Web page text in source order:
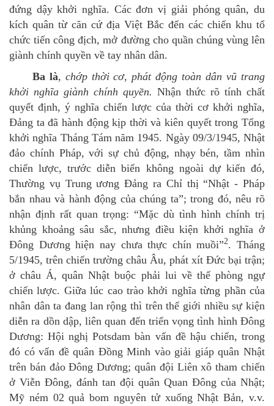
đứng dậy khởi nghĩa. Các đơn vị giải phóng quân, du
kích quân từ căn cứ địa Việt Bắc đến các chiến khu tổ
chức tiến công địch, mở đường cho quần chúng vùng lên
giành chính quyền về tay nhân dân.
Ba là, chớp thời cơ, phát động toàn dân vũ trang
khởi nghĩa giành chính quyền. Nhận thức rõ tính chất
quyết định, ý nghĩa chiến lược của thời cơ khởi nghĩa,
Đảng ta đã hành động kịp thời và kiên quyết trong Tổng
khởi nghĩa Tháng Tám năm 1945. Ngày 09/3/1945, Nhật
đảo chính Pháp, với sự chủ động, nhạy bén, tầm nhìn
chiến lược, trước diễn biến không ngoài dự kiến đó,
Thường vụ Trung ương Đảng ra Chỉ thị “Nhật - Pháp
bắn nhau và hành động của chúng ta”; trong đó, nêu rõ
nhận định rất quan trọng: “Mặc dù tình hình chính trị
khủng khoảng sâu sắc, nhưng điều kiện khởi nghĩa ở
Đông Dương hiện nay chưa thực chín muồi”2. Tháng
5/1945, trên chiến trường châu Âu, phát xít Đức bại trận;
ở châu Á, quân Nhật buộc phải lui về thế phòng ngự
chiến lược. Giữa lúc cao trào khởi nghĩa từng phần của
nhân dân ta đang lan rộng thì trên thế giới nhiều sự kiện
diễn ra dồn dập, liên quan đến triển vọng tình hình Đông
Dương: Hội nghị Potsdam bàn vấn đề hậu chiến, trong
đó có vấn đề quân Đồng Minh vào giải giáp quân Nhật
trên bán đảo Đông Dương; quân đội Liên xô tham chiến
ở Viễn Đông, đánh tan đội quân Quan Đông của Nhật;
Mỹ ném 02 quả bom nguyên tử xuống Nhật Bản, v.v.